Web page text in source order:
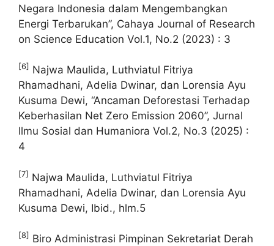
Negara Indonesia dalam Mengembangkan
Energi Terbarukan”, Cahaya Journal of Research
on Science Education Vol.1, No.2 (2023) : 3
[6] Najwa Maulida, Luthviatul Fitriya
Rhamadhani, Adelia Dwinar, dan Lorensia Ayu
Kusuma Dewi, “Ancaman Deforestasi Terhadap
Keberhasilan Net Zero Emission 2060”, Jurnal
Ilmu Sosial dan Humaniora Vol.2, No.3 (2025) :
4
[7] Najwa Maulida, Luthviatul Fitriya
Rhamadhani, Adelia Dwinar, dan Lorensia Ayu
Kusuma Dewi, Ibid., hlm.5
[8] Biro Administrasi Pimpinan Sekretariat Derah